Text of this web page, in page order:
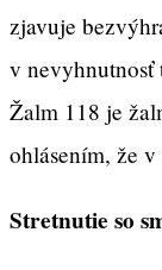
zjavuje
v nevyhnutnosť
Žalm 118 je
ohlásením, že
Stretnutie so